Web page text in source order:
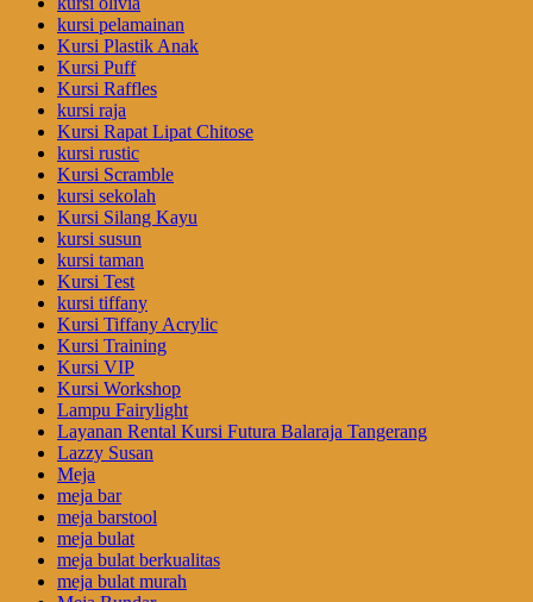
kursi pelamainan
Kursi Plastik Anak
Kursi Puff
Kursi Raffles
kursi raja
Kursi Rapat Lipat Chitose
kursi rustic
Kursi Scramble
kursi sekolah
Kursi Silang Kayu
kursi susun
kursi taman
Kursi Test
kursi tiffany
Kursi Tiffany Acrylic
Kursi Training
Kursi VIP
Kursi Workshop
Lampu Fairylight
Layanan Rental Kursi Futura Balaraja Tangerang
Lazzy Susan
Meja
meja bar
meja barstool
meja bulat
meja bulat berkualitas
meja bulat murah